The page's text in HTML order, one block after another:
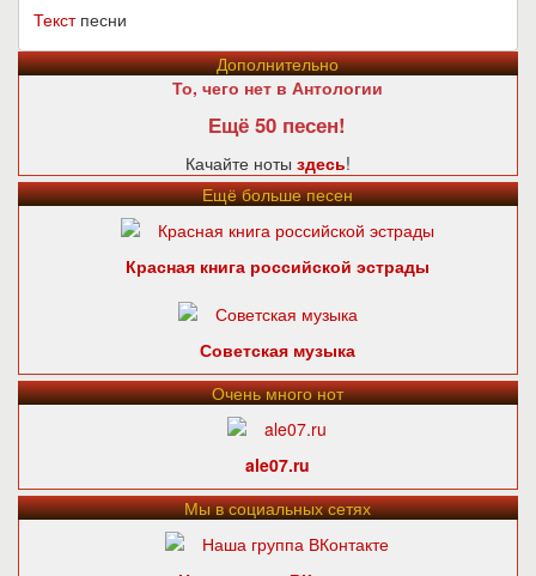
Текстпесни
Дополнительно
То, чего нет в Антологии
Ещё 50 песен!
Качайте ноты здесь!
Ещё больше песен
Красная книга российской эстрады
Советская музыка
Очень много нот
ale07.ru
Мы в социальных сетях